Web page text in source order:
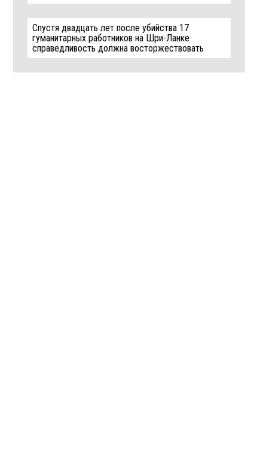
Спустя двадцать лет после убийства 17
гуманитарных работников на Шри-Ланке
справедливость должна восторжествовать